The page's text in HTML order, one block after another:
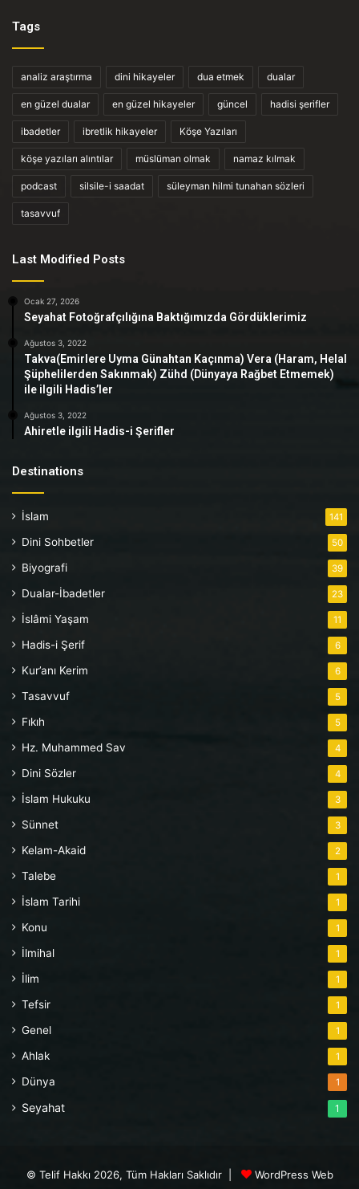
Tags
analiz araştırma dini hikayeler dua etmek dualar
en güzel dualar en güzel hikayeler güncel hadisi şerifler
ibadetler ibretlik hikayeler Köşe Yazıları
köşe yazıları alıntılar müslüman olmak namaz kılmak
podcast silsile-i saadat süleyman hilmi tunahan sözleri
tasavvuf
Last Modified Posts
Ocak 27, 2026
Seyahat Fotoğrafçılığına Baktığımızda Gördüklerimiz
Ağustos 3, 2022
Takva(Emirlere Uyma Günahtan Kaçınma) Vera (Haram, Helal
Şüphelilerden Sakınmak) Zühd (Dünyaya Rağbet Etmemek)
ile ilgili Hadis’ler
Ağustos 3, 2022
Ahiretle ilgili Hadis-i Şerifler
Destinations
İslam 141
Dini Sohbetler 50
Biyografi 39
Dualar-İbadetler 23
İslâmi Yaşam 11
Hadis-i Şerif 6
Kur’anı Kerim 6
Tasavvuf 5
Fıkıh 5
Hz. Muhammed Sav 4
Dini Sözler 4
İslam Hukuku 3
Sünnet 3
Kelam-Akaid 2
Talebe 1
İslam Tarihi 1
Konu 1
İlmihal 1
İlim 1
Tefsir 1
Genel 1
Ahlak 1
Dünya 1
Seyahat 1
© Telif Hakkı 2026, Tüm Hakları Saklıdır | WordPress Web